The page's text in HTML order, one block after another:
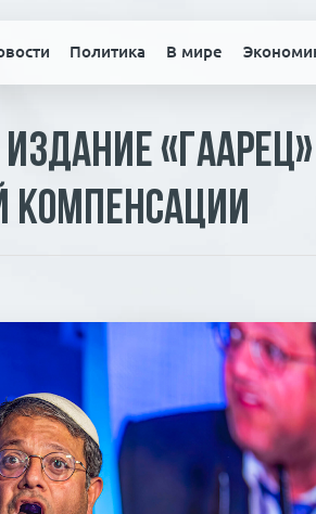
Политика В мире
компенсации